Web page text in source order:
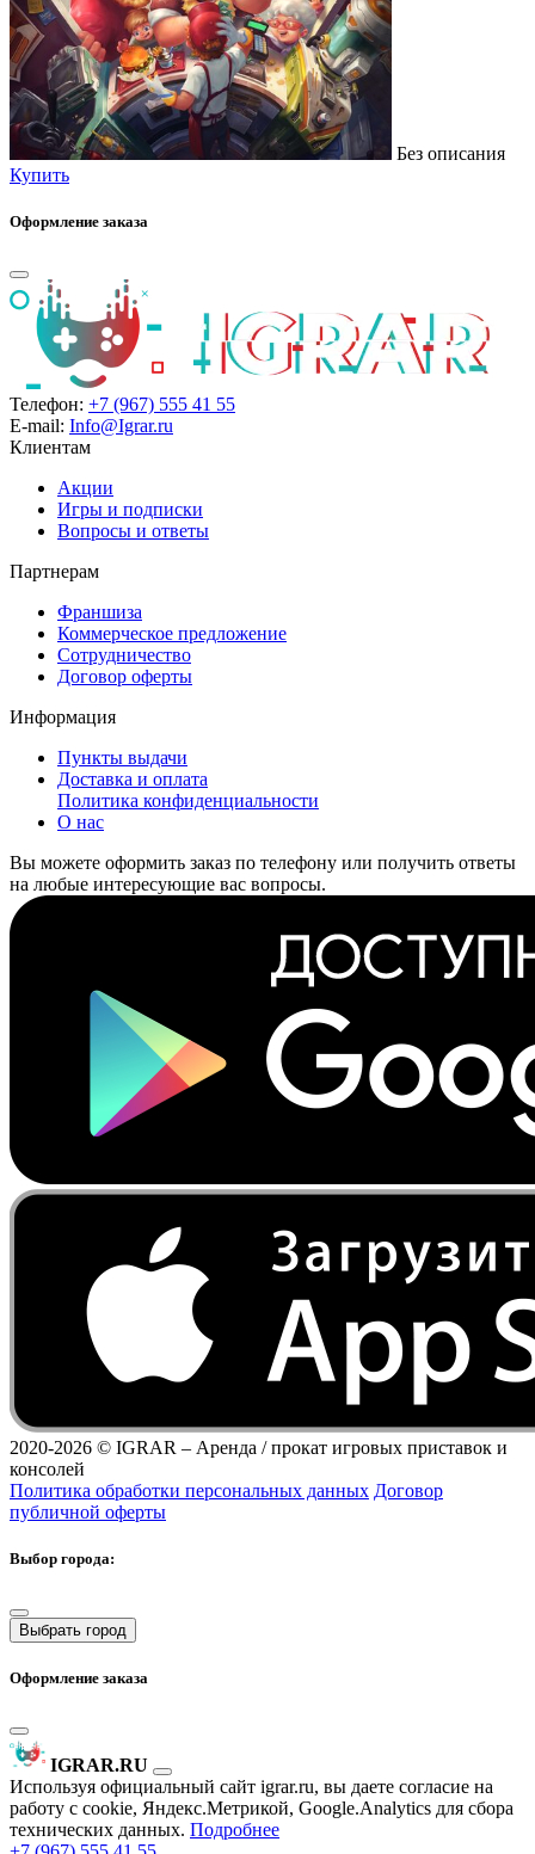
Без описания
Купить
Оформление заказа
Телефон: +7 (967) 555 41 55
E-mail: Info@Igrar.ru
Клиентам
Акции
Игры и подписки
Вопросы и ответы
Партнерам
Франшиза
Коммерческое предложение
Сотрудничество
Договор оферты
Информация
Пункты выдачи
Доставка и оплата
Политика конфиденциальности
О нас
Вы можете оформить заказ по телефону или получить ответы
на любые интересующие вас вопросы.
2020-2026 © IGRAR – Аренда / прокат игровых приставок и
консолей
Политика обработки персональных данных Договор
публичной оферты
Выбор города:
Выбрать город
Оформление заказа
IGRAR.RU
Используя официальный сайт igrar.ru, вы даете согласие на
работу с cookie, Яндекс.Метрикой, Google.Analytics для сбора
технических данных. Подробнее